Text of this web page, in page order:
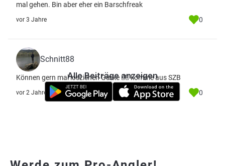
mal gehen. Bin aber eher ein Barschfreak
vor 3 Jahre 0
Schnitt88
Können gern mal losziehen Gurke 👍🏻 komme aus SZB
vor 2 Jahre 0
Alle Beiträge anzeigen